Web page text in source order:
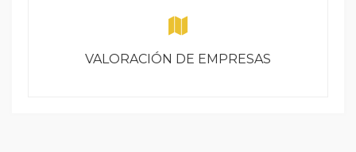
VALORACIÓN DE EMPRESAS